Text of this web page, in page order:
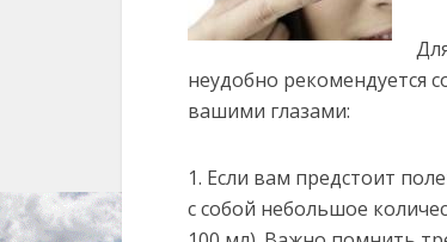
неудобно рекомендуется
вашими глазами:
1. Если вам предстоит
с собой небольшое